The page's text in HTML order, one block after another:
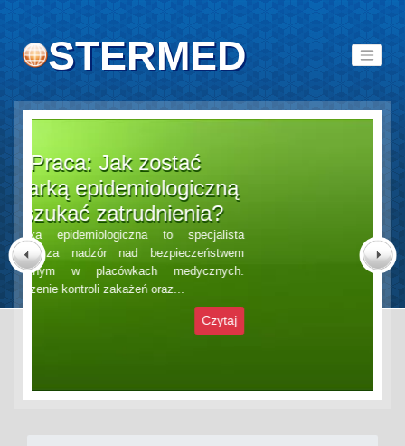
STERMED
Senior jako pacjent: jakie
dane medyczne są kluczowe
dla skutecznego leczenia?
Senior jako pacjent wymaga szczególnego
podejścia diagnostycznego i terapeutycznego,
a kluczową rolę odgrywają tu rzetelne dane medyczne.
Wraz z wiekiem rośnie liczba chorób...
Previous Next